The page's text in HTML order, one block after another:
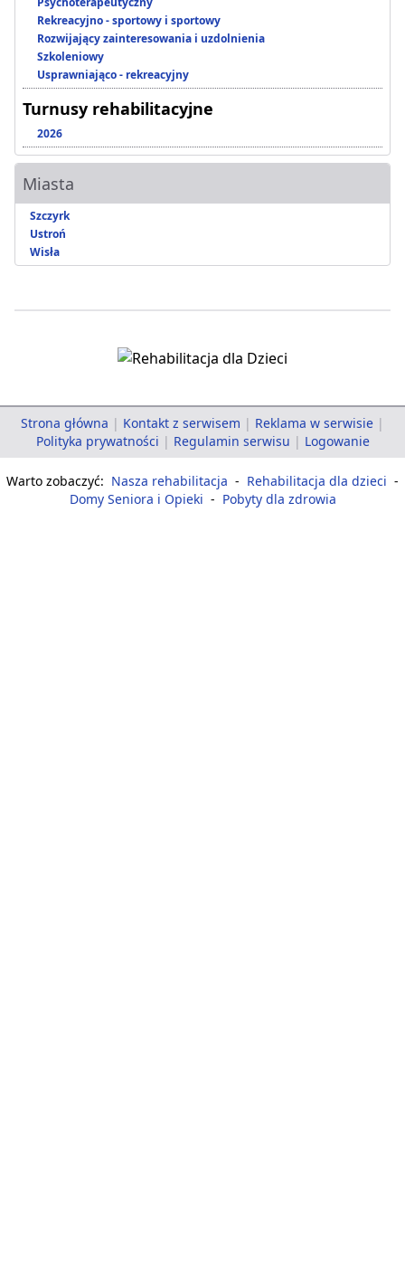
Rekreacyjno - sportowy i sportowy
Rozwijający zainteresowania i uzdolnienia
Szkoleniowy
Usprawniająco - rekreacyjny
Turnusy rehabilitacyjne
2026
Miasta
Szczyrk
Ustroń
Wisła
Strona główna | Kontakt z serwisem | Reklama w serwisie |
Polityka prywatności | Regulamin serwisu | Logowanie
Warto zobaczyć: Nasza rehabilitacja - Rehabilitacja dla dzieci -
Domy Seniora i Opieki - Pobyty dla zdrowia